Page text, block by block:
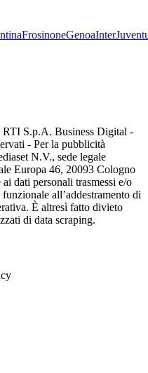
FrosinoneGenoaInter
RTI S.p.A. Business Digital -
- Per la pubblicità
N.V., sede legale
Europa 46, 20093 Cologno
dati personali trasmessi e/o
all’addestramento di
È altresì fatto divieto
di data scraping.